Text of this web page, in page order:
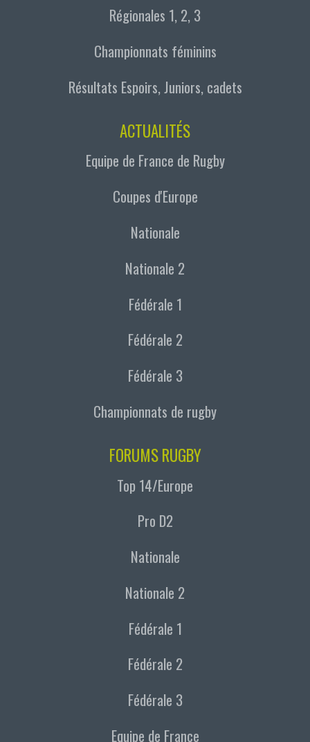
Régionales 1, 2, 3
Championnats féminins
Résultats Espoirs, Juniors, cadets
ACTUALITÉS
Equipe de France de Rugby
Coupes d'Europe
Nationale
Nationale 2
Fédérale 1
Fédérale 2
Fédérale 3
Championnats de rugby
FORUMS RUGBY
Top 14/Europe
Pro D2
Nationale
Nationale 2
Fédérale 1
Fédérale 2
Fédérale 3
Equipe de France